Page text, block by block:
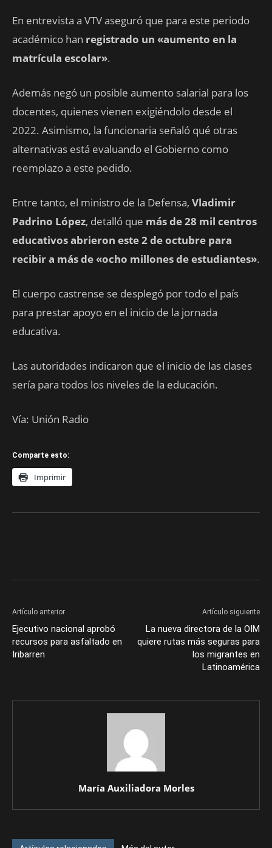
En entrevista a VTV aseguró que para este periodo
académico han registrado un «aumento en la
matrícula escolar».
Además negó un posible aumento salarial para los
docentes, quienes vienen exigiéndolo desde el
2022. Asimismo, la funcionaria señaló qué otras
alternativas está evaluando el Gobierno como
reemplazo a este pedido.
Entre tanto, el ministro de la Defensa, Vladimir
Padrino López, detalló que más de28 mil centros
educativos abrieron este 2 de octubre para
recibir a más de «ocho millones de estudiantes».
El cuerpo castrense se desplegó por todo el país
para prestar apoyo en el inicio de la jornada
educativa.
Las autoridades indicaron que el inicio de las clases
sería para todos los niveles de la educación.
Vía: Unión Radio
Comparte esto:
Imprimir
Artículo anterior
Ejecutivo nacional aprobó
recursos para asfaltado en
Iribarren
Artículo siguiente
La nueva directora de la OIM
quiere rutas más seguras para
los migrantes en
Latinoamérica
María Auxiliadora Morles